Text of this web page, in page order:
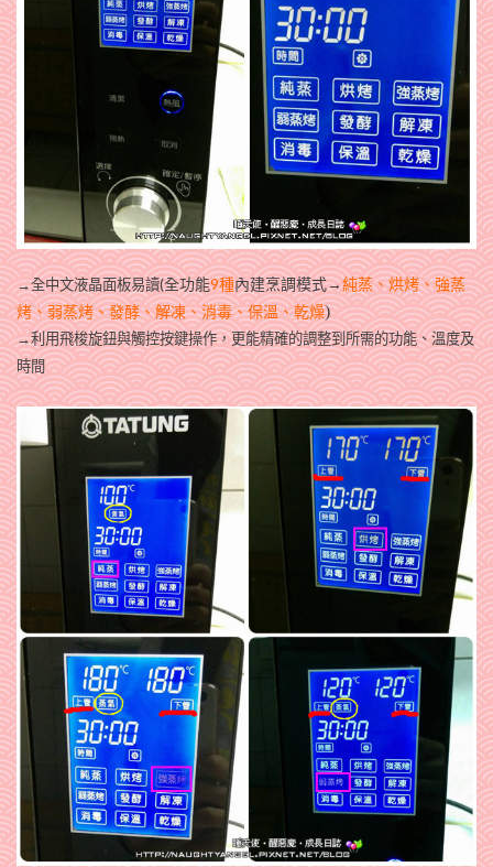
→全中文液晶面板易讀(全功能9種內建烹調模式→純蒸、烘烤、強蒸
烤、弱蒸烤、發酵、解凍、消毒、保溫、乾燥)
→利用飛梭旋鈕與觸控按鍵操作，更能精確的調整到所需的功能、溫度及
時間